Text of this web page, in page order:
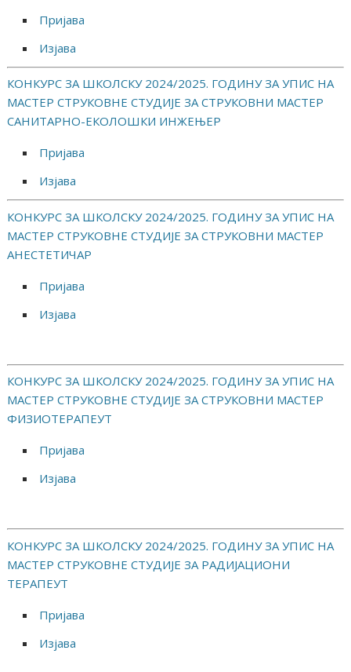
Пријава
Изјава
КОНКУРС ЗА ШКОЛСКУ 2024/⁠2025. ГОДИНУ ЗА УПИС НА
МАСТЕР СТРУКОВНЕ СТУДИЈЕ ЗА СТРУКОВНИ МАСТЕР
САНИТАРНО-⁠ЕКОЛОШКИ ИНЖЕЊЕР
Пријава
Изјава
КОНКУРС ЗА ШКОЛСКУ 2024/⁠2025. ГОДИНУ ЗА УПИС НА
МАСТЕР СТРУКОВНЕ СТУДИЈЕ ЗА СТРУКОВНИ МАСТЕР
АНЕСТЕТИЧАР
Пријава
Изјава
КОНКУРС ЗА ШКОЛСКУ 2024/⁠2025. ГОДИНУ ЗА УПИС НА
МАСТЕР СТРУКОВНЕ СТУДИЈЕ ЗА СТРУКОВНИ МАСТЕР
ФИЗИОТЕРАПЕУТ
Пријава
Изјава
КОНКУРС ЗА ШКОЛСКУ 2024/⁠2025. ГОДИНУ ЗА УПИС НА
МАСТЕР СТРУКОВНЕ СТУДИЈЕ ЗА РАДИЈАЦИОНИ
ТЕРАПЕУТ
Пријава
Изјава